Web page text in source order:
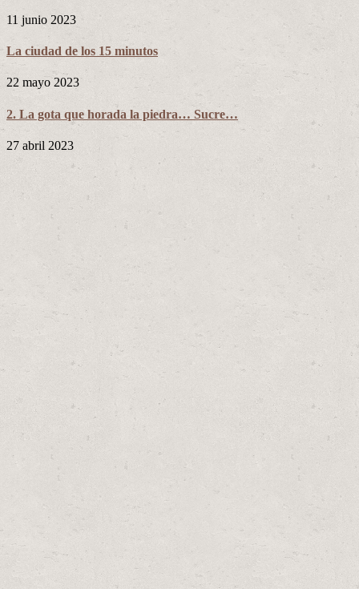
11 junio 2023
La ciudad de los 15 minutos
22 mayo 2023
2. La gota que horada la piedra… Sucre…
27 abril 2023